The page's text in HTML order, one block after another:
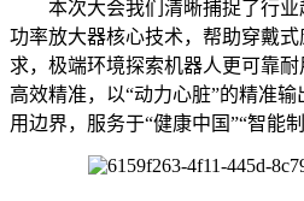
本次大会我们清晰捕捉了行业
功率放大器核心技术，帮助穿戴
求，极端环境探索机器人更可靠
高效精准，以“动力心脏”的精准
用边界，服务于“健康中国”“智能